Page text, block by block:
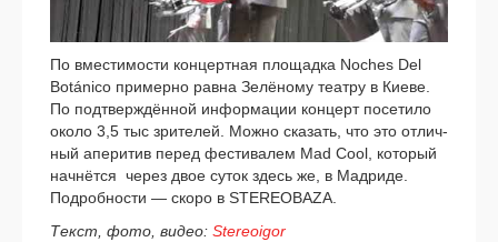
По вме­сти­мо­сти кон­церт­ная пло­щад­ка Noches Del
Botánico при­мер­но рав­на Зелёному теат­ру в Киеве.
По под­твер­ждён­ной инфор­ма­ции кон­церт посе­ти­ло
око­ло 3,5 тыс зри­те­лей. Можно ска­зать, что это отлич­
ный апе­ри­тив перед фести­ва­лем Mad Cool, кото­рый
нач­нёт­ся через двое суток здесь же, в Мадриде.
Подробности — ско­ро в STEREOBAZA.
Текст, фото, видео: Stereoigor